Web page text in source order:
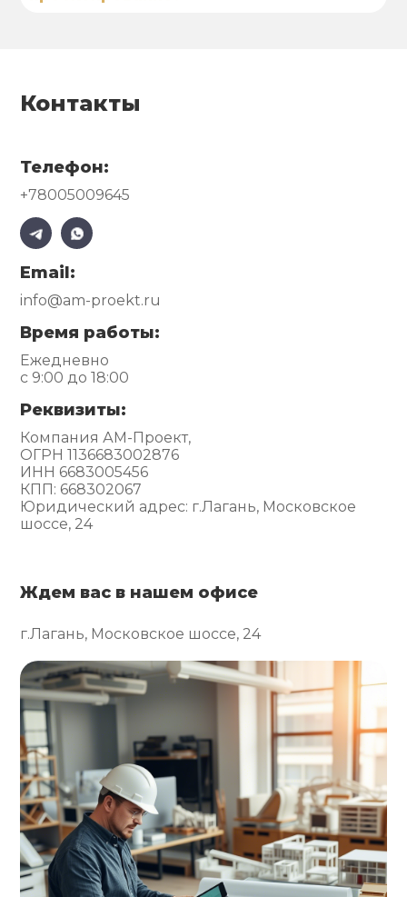
Контакты
Телефон:
+78005009645
Email:
info@am-proekt.ru
Время работы:
Ежедневно
с 9:00 до 18:00
Реквизиты:
Компания АМ-Проект,
ОГРН 1136683002876
ИНН 6683005456
КПП: 668302067
Юридический адрес: г.Лагань, Московское
шоссе, 24
Ждем вас в нашем офисе
г.Лагань, Московское шоссе, 24